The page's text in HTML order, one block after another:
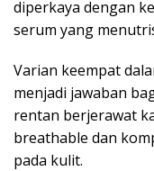
diperkaya dengan
serum yang
Varian keempat
menjadi jawaban
rentan berjerawat
breathable dan
pada kulit.